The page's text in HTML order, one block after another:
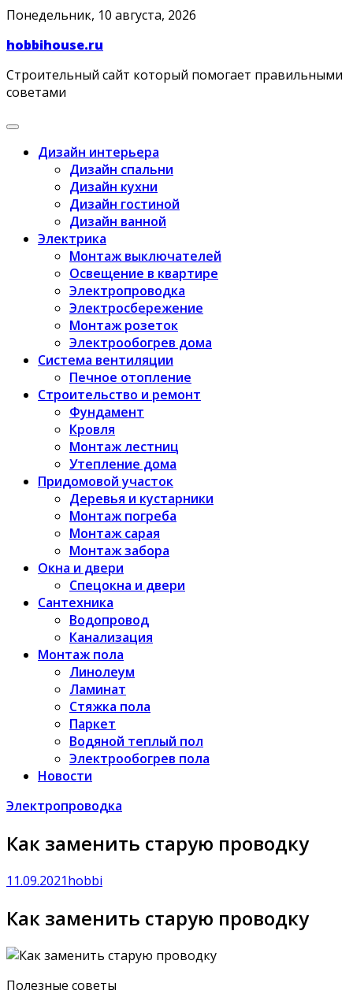
Skip
content
Понедельник, 10 августа, 2026
hobbihouse.ru
Строительный сайт который помогает правильными
советами
Дизайн интерьера
Дизайн спальни
Дизайн кухни
Дизайн гостиной
Дизайн ванной
Электрика
Монтаж выключателей
Освещение в квартире
Электропроводка
Электросбережение
Монтаж розеток
Электрообогрев дома
Система вентиляции
Печное отопление
Строительство и ремонт
Фундамент
Кровля
Монтаж лестниц
Утепление дома
Придомовой участок
Деревья и кустарники
Монтаж погреба
Монтаж сарая
Монтаж забора
Окна и двери
Спецокна и двери
Сантехника
Водопровод
Канализация
Монтаж пола
Линолеум
Ламинат
Стяжка пола
Паркет
Водяной теплый пол
Электрообогрев пола
Новости
Электропроводка
Как заменить старую проводку
11.09.2021hobbi
Как заменить старую проводку
Полезные советы